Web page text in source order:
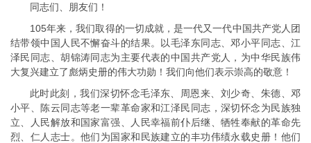
同志们、朋友们！
105年来，我们取得的一切成就，是一代又一代中国共产党人团
结带领中国人民不懈奋斗的结果。以毛泽东同志、邓小平同志、江
泽民同志、胡锦涛同志为主要代表的中国共产党人，为中华民族伟
大复兴建立了彪炳史册的伟大功勋！我们向他们表示崇高的敬意！
此时此刻，我们深切怀念毛泽东、周恩来、刘少奇、朱德、邓
小平、陈云同志等老一辈革命家和江泽民同志，深切怀念为民族独
立、人民解放和国家富强、人民幸福前仆后继、牺牲奉献的革命先
烈、仁人志士。他们为国家和民族建立的丰功伟绩永载史册！他们